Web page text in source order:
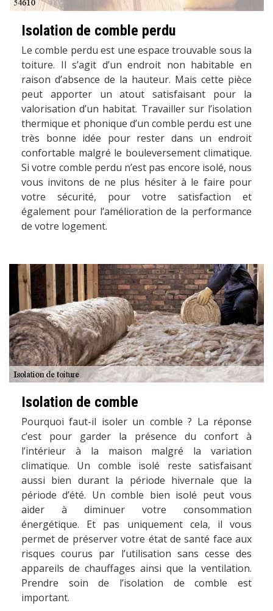
Isolation de comble perdu
Le comble perdu est une espace trouvable sous la
toiture. Il s’agit d’un endroit non habitable en
raison d’absence de la hauteur. Mais cette pièce
peut apporter un atout satisfaisant pour la
valorisation d’un habitat. Travailler sur l’isolation
thermique et phonique d’un comble perdu est une
très bonne idée pour rester dans un endroit
confortable malgré le bouleversement climatique.
Si votre comble perdu n’est pas encore isolé, nous
vous invitons de ne plus hésiter à le faire pour
votre sécurité, pour votre satisfaction et
également pour l’amélioration de la performance
de votre logement.
Isolation de comble
Pourquoi faut-il isoler un comble ? La réponse
c’est pour garder la présence du confort à
l’intérieur à la maison malgré la variation
climatique. Un comble isolé reste satisfaisant
aussi bien durant la période hivernale que la
période d’été. Un comble bien isolé peut vous
aider à diminuer votre consommation
énergétique. Et pas uniquement cela, il vous
permet de préserver votre état de santé face aux
risques courus par l’utilisation sans cesse des
appareils de chauffages ainsi que la ventilation.
Prendre soin de l’isolation de comble est
important.